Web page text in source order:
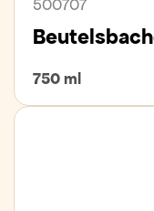
500707
750 ml